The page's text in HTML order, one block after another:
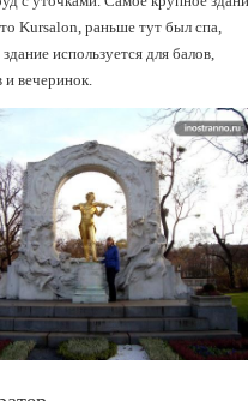
Kursalon, раньше тут был спа,
используется для балов,
и вечеринок.